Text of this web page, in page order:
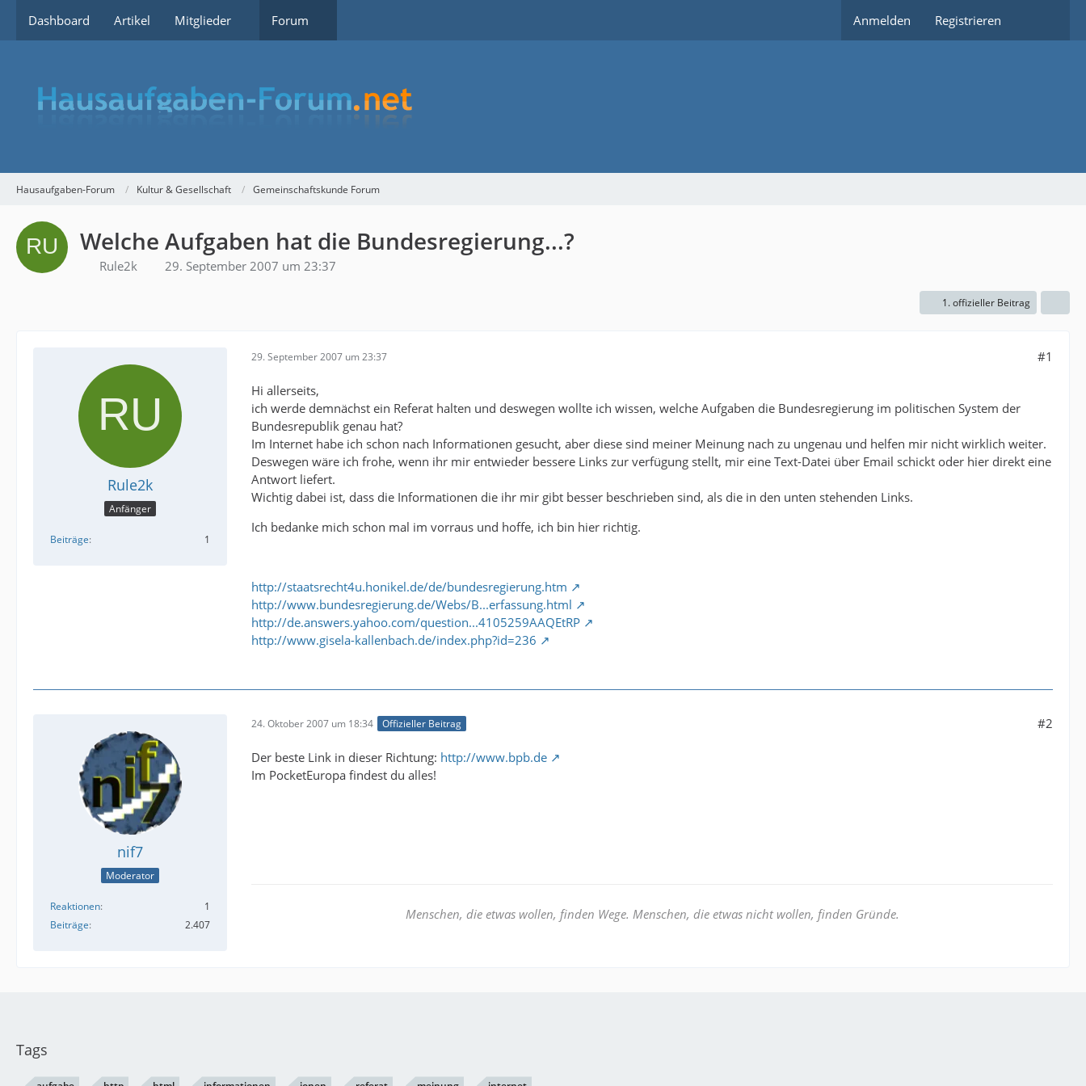
Dashboard Artikel Mitglieder Forum Anmelden Registrieren
Hausaufgaben-Forum Kultur & Gesellschaft Gemeinschaftskunde Forum
Welche Aufgaben hat die Bundesregierung...?
Rule2k 29. September 2007 um 23:37
1. offizieller Beitrag
Rule2k
Anfänger
Beiträge 1
29. September 2007 um 23:37 #1
Hi allerseits,
ich werde demnächst ein Referat halten und deswegen wollte ich wissen, welche Aufgaben die Bundesregierung im politischen System der
Bundesrepublik genau hat?
Im Internet habe ich schon nach Informationen gesucht, aber diese sind meiner Meinung nach zu ungenau und helfen mir nicht wirklich weiter.
Deswegen wäre ich frohe, wenn ihr mir entwieder bessere Links zur verfügung stellt, mir eine Text-Datei über Email schickt oder hier direkt eine
Antwort liefert.
Wichtig dabei ist, dass die Informationen die ihr mir gibt besser beschrieben sind, als die in den unten stehenden Links.
Ich bedanke mich schon mal im vorraus und hoffe, ich bin hier richtig.
http://staatsrecht4u.honikel.de/de/bundesregierung.htm
http://www.bundesregierung.de/Webs/B...erfassung.html
http://de.answers.yahoo.com/question...4105259AAQEtRP
http://www.gisela-kallenbach.de/index.php?id=236
nif7
Moderator
Reaktionen
1
Beiträge
2.407
24. Oktober 2007 um 18:34 Offizieller Beitrag #2
Der beste Link in dieser Richtung: http://www.bpb.de
Im PocketEuropa findest du alles!
Menschen, die etwas wollen, finden Wege. Menschen, die etwas nicht wollen, finden Gründe.
Tags